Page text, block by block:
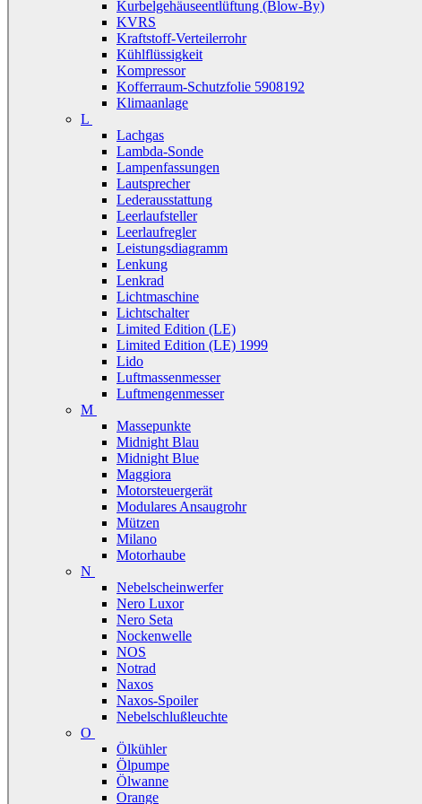
Kurbelgehäuseentlüftung (Blow-By)
KVRS
Kraftstoff-Verteilerrohr
Kühlflüssigkeit
Kompressor
Kofferraum-Schutzfolie 5908192
Klimaanlage
L
Lachgas
Lambda-Sonde
Lampenfassungen
Lautsprecher
Lederausstattung
Leerlaufsteller
Leerlaufregler
Leistungsdiagramm
Lenkung
Lenkrad
Lichtmaschine
Lichtschalter
Limited Edition (LE)
Limited Edition (LE) 1999
Lido
Luftmassenmesser
Luftmengenmesser
M
Massepunkte
Midnight Blau
Midnight Blue
Maggiora
Motorsteuergerät
Modulares Ansaugrohr
Mützen
Milano
Motorhaube
N
Nebelscheinwerfer
Nero Luxor
Nero Seta
Nockenwelle
NOS
Notrad
Naxos
Naxos-Spoiler
Nebelschlußleuchte
O
Ölkühler
Ölpumpe
Ölwanne
Orange